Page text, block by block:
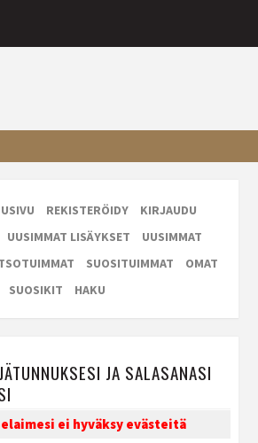
REKISTERÖIDY
KIRJAUDU
UUSIMMAT LISÄYKSET
UUSIMMAT
SUOSITUIMMAT
OMAT
SUOSIKIT
HAKU
JA SALASANASI
ei hyväksy evästeitä